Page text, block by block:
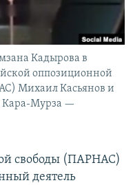
Кадырова в
оппозиционной
Михаил Касьянов и
Кара-Мурза —
свободы (ПАРНАС)
деятель